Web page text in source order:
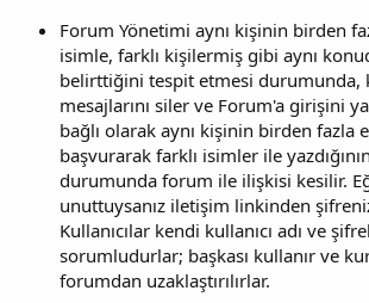
Forum Yönetimi aynı kişinin birden
isimle, farklı kişilermiş gibi aynı
belirttiğini tespit etmesi durumunda,
mesajlarını siler ve Forum'a girişini
bağlı olarak aynı kişinin birden fazla
başvurarak farklı isimler ile
durumunda forum ile ilişkisi kesilir.
unuttuysanız iletişim linkinden
Kullanıcılar kendi kullanıcı adı ve
sorumludurlar; başkası kullanır ve
forumdan uzaklaştırılırlar.